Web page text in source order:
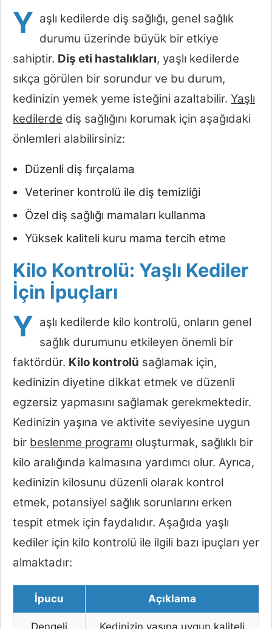
Y aşlı kedilerde diş sağlığı, genel sağlık
durumu üzerinde büyük bir etkiye
sahiptir. Diş eti hastalıkları, yaşlı kedilerde
sıkça görülen bir sorundur ve bu durum,
kedinizin yemek yeme isteğini azaltabilir. Yaşlı
kedilerde diş sağlığını korumak için aşağıdaki
önlemleri alabilirsiniz:
Düzenli diş fırçalama
Veteriner kontrolü ile diş temizliği
Özel diş sağlığı mamaları kullanma
Yüksek kaliteli kuru mama tercih etme
Kilo Kontrolü: Yaşlı Kediler
İçin İpuçları
Y aşlı kedilerde kilo kontrolü, onların genel
sağlık durumunu etkileyen önemli bir
faktördür. Kilo kontrolü sağlamak için,
kedinizin diyetine dikkat etmek ve düzenli
egzersiz yapmasını sağlamak gerekmektedir.
Kedinizin yaşına ve aktivite seviyesine uygun
bir beslenme programı oluşturmak, sağlıklı bir
kilo aralığında kalmasına yardımcı olur. Ayrıca,
kedinizin kilosunu düzenli olarak kontrol
etmek, potansiyel sağlık sorunlarını erken
tespit etmek için faydalıdır. Aşağıda yaşlı
kediler için kilo kontrolü ile ilgili bazı ipuçları yer
almaktadır:
İpucu Açıklama